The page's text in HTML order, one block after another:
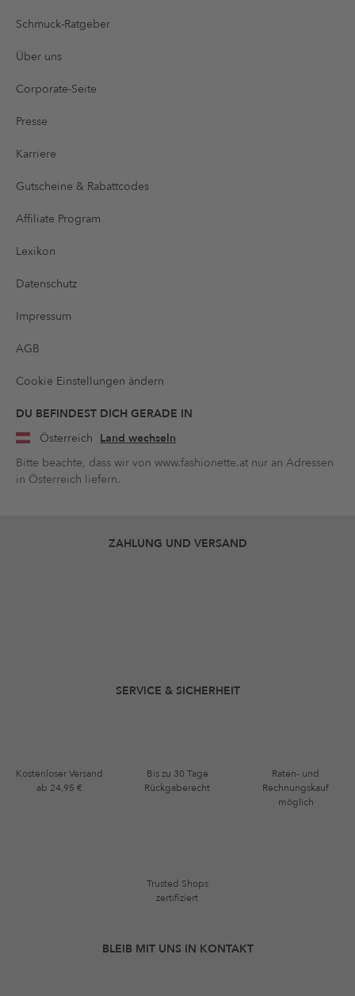
Schmuck-Ratgeber
Über uns
Corporate-Seite
Presse
Karriere
Gutscheine & Rabattcodes
Affiliate Program
Lexikon
Datenschutz
Impressum
AGB
Cookie Einstellungen ändern
DU BEFINDEST DICH GERADE IN
Österreich Land wechseln
Bitte beachte, dass wir von www.fashionette.at nur an Adressen
in Österreich liefern.
ZAHLUNG UND VERSAND
SERVICE & SICHERHEIT
Kostenloser Versand
ab 24,95 €
Bis zu 30 Tage
Rückgaberecht
Raten- und
Rechnungskauf
möglich
Trusted Shops
zertifiziert
BLEIB MIT UNS IN KONTAKT